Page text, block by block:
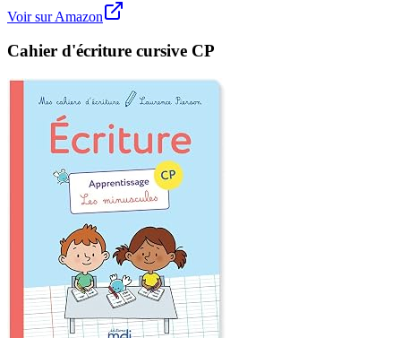
Voir sur Amazon
Cahier d'écriture cursive CP